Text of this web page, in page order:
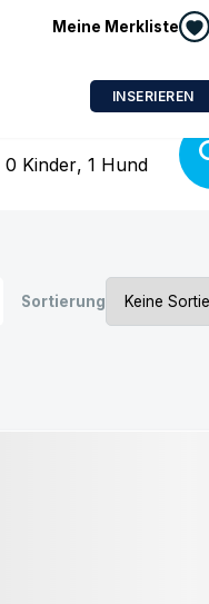
Meine Merkliste
INSERIEREN
0 Kinder, 1 Hund
Sortierung